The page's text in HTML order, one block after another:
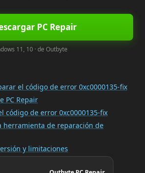
PC Repair
11, 10 · de Outbyte
el código de error 0xc0000135-fix
PC Repair
código de error 0xc0000135-fix
herramienta de reparación de
y limitaciones